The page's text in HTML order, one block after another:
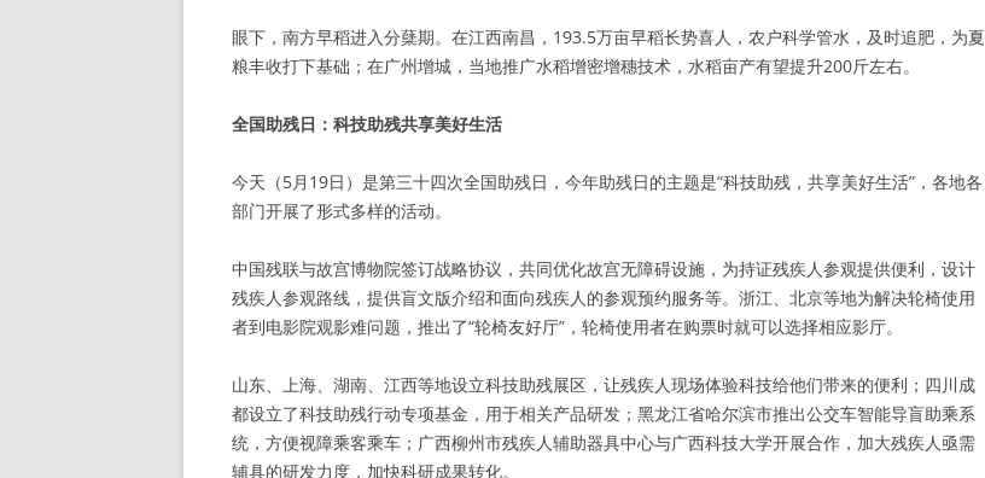
眼下，南方早稻进入分蘖期。在江西南昌，193.5万亩早稻长势喜人，农户科学管水，及时追肥，为夏
粮丰收打下基础；在广州增城，当地推广水稻增密增穗技术，水稻亩产有望提升200斤左右。
全国助残日：科技助残共享美好生活
今天（5月19日）是第三十四次全国助残日，今年助残日的主题是“科技助残，共享美好生活”，各地各
部门开展了形式多样的活动。
中国残联与故宫博物院签订战略协议，共同优化故宫无障碍设施，为持证残疾人参观提供便利，设计
残疾人参观路线，提供盲文版介绍和面向残疾人的参观预约服务等。浙江、北京等地为解决轮椅使用
者到电影院观影难问题，推出了“轮椅友好厅”，轮椅使用者在购票时就可以选择相应影厅。
山东、上海、湖南、江西等地设立科技助残展区，让残疾人现场体验科技给他们带来的便利；四川成
都设立了科技助残行动专项基金，用于相关产品研发；黑龙江省哈尔滨市推出公交车智能导盲助乘系
统，方便视障乘客乘车；广西柳州市残疾人辅助器具中心与广西科技大学开展合作，加大残疾人亟需
辅具的研发力度，加快科研成果转化。